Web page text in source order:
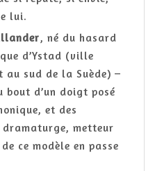
lui.
, né du hasard
d’Ystad (ville
au sud de la Suède) –
bout d’un doigt posé
et des
dramaturge, metteur
ce modèle en passe